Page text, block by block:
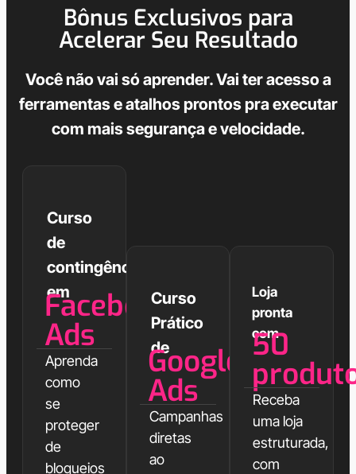
Bônus Exclusivos para
Acelerar Seu Resultado
Você não vai só aprender. Vai ter acesso a
ferramentas e atalhos prontos pra executar
com mais segurança e velocidade.
Curso
de
contingência
em
Facebook
Ads
Aprenda
como
se
proteger
de
bloqueios
Curso
Prático
de
Google
Ads
Campanhas
diretas
ao
Loja
pronta
com
50
Receba
uma loja
estruturada,
com